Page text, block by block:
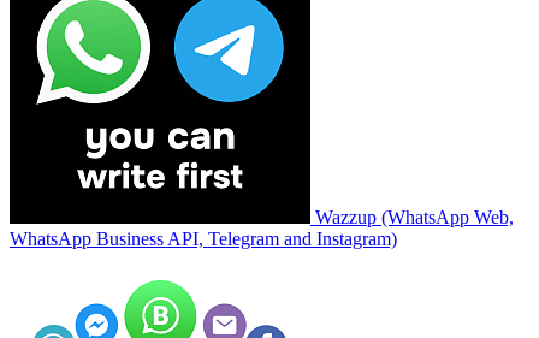
Wazzup (WhatsApp Web,
WhatsApp Business API, Telegram and Instagram)